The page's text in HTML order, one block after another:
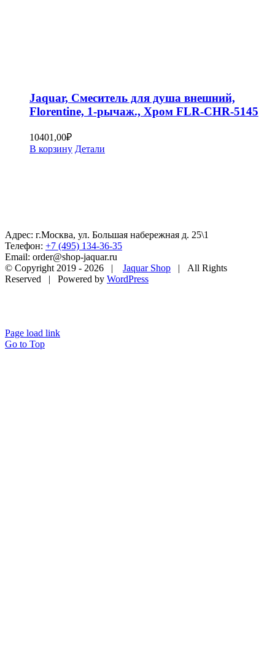
Jaquar, Смеситель для душа внешний,
Florentine, 1-рычаж., Хром FLR-CHR-5145
10401,00₽
В корзину Детали
Адрес: г.Москва, ул. Большая набережная д. 25\1
Телефон: +7 (495) 134-36-35
Email: order@shop-jaquar.ru
© Copyright 2019 - 2026 | Jaquar Shop | All Rights
Reserved | Powered by WordPress
Page load link
Go to Top